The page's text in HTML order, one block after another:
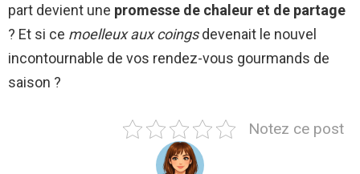
part devient une promesse de chaleur et de partage
? Et si ce moelleux aux coingsdevenait le nouvel
incontournable de vos rendez-vous gourmands de
saison ?
Notez ce post